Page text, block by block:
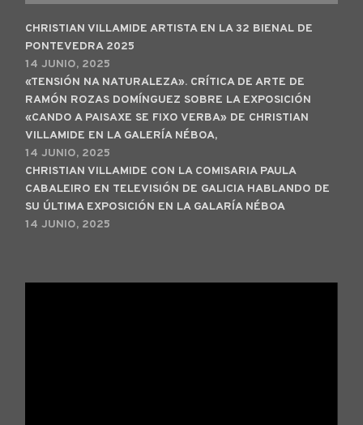
CHRISTIAN VILLAMIDE ARTISTA EN LA 32 BIENAL DE
PONTEVEDRA 2025
14 JUNIO, 2025
«TENSIÓN NA NATURALEZA». CRÍTICA DE ARTE DE
RAMÓN ROZAS DOMÍNGUEZ SOBRE LA EXPOSICIÓN
«CANDO A PAISAXE SE FIXO VERBA» DE CHRISTIAN
VILLAMIDE EN LA GALERÍA NÉBOA,
14 JUNIO, 2025
CHRISTIAN VILLAMIDE CON LA COMISARIA PAULA
CABALEIRO EN TELEVISIÓN DE GALICIA HABLANDO DE
SU ÚLTIMA EXPOSICIÓN EN LA GALARÍA NÉBOA
14 JUNIO, 2025